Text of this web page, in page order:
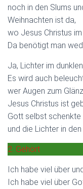
noch in den Slums
Weihnachten ist da,
wo Jesus Christus
Da benötigt man
Ja, Lichter im
Es wird auch
wer Augen zum
Jesus Christus ist
Gott selbst schenkte
und die Lichter in
2. Gehört
Ich habe viel über
Ich habe viel über